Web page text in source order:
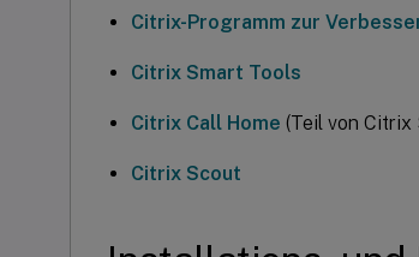
Citrix-Programm zur
Citrix Smart Tools
Citrix Call Home (Teil von Citrix
Citrix Scout